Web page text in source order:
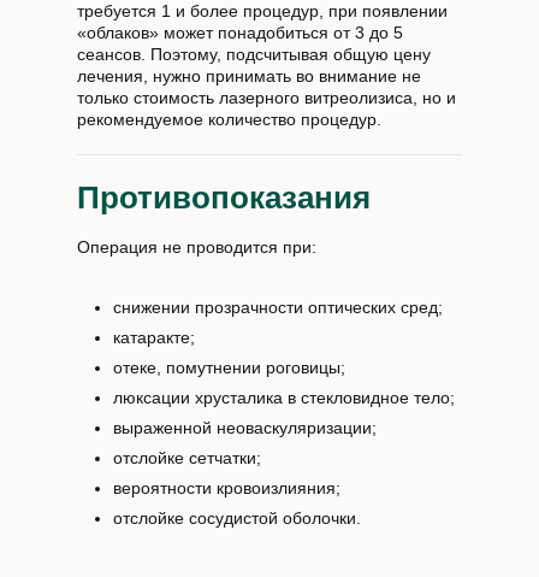
требуется 1 и более процедур, при появлении
«облаков» может понадобиться от 3 до 5
сеансов. Поэтому, подсчитывая общую цену
лечения, нужно принимать во внимание не
только стоимость лазерного витреолизиса, но и
рекомендуемое количество процедур.
Противопоказания
Операция не проводится при:
снижении прозрачности оптических сред;
катаракте;
отеке, помутнении роговицы;
люксации хрусталика в стекловидное тело;
выраженной неоваскуляризации;
отслойке сетчатки;
вероятности кровоизлияния;
отслойке сосудистой оболочки.